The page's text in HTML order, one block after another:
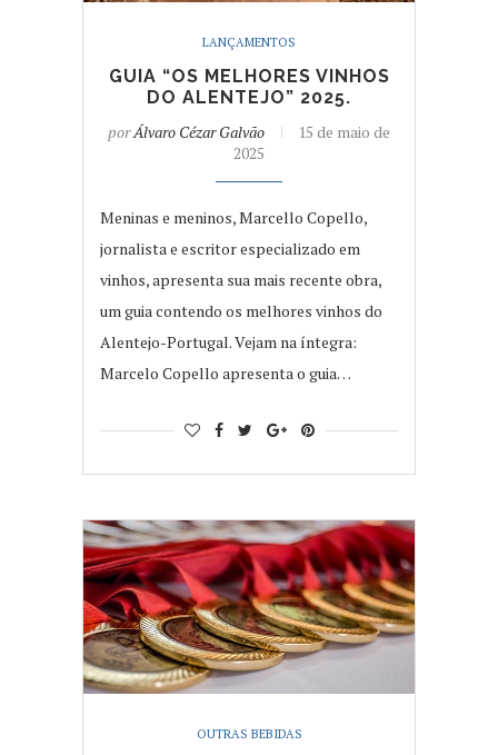
LANÇAMENTOS
GUIA “OS MELHORES VINHOS
DO ALENTEJO” 2025.
porÁlvaro Cézar Galvão
15 de maio de
2025
Meninas e meninos, Marcello Copello,
jornalista e escritor especializado em
vinhos, apresenta sua mais recente obra,
um guia contendo os melhores vinhos do
Alentejo-Portugal. Vejam na íntegra:
Marcelo Copello apresenta o guia…
OUTRAS BEBIDAS